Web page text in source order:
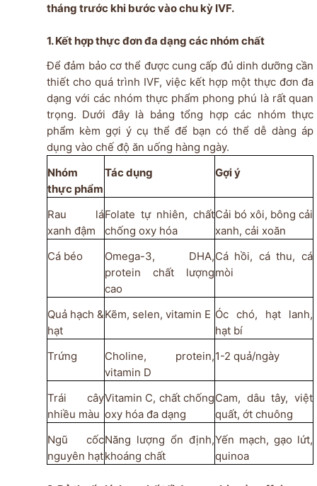
tháng trước khi bước vào chu kỳ IVF.
1. Kết hợp thực đơn đa dạng các nhóm chất
Để đảm bảo cơ thể được cung cấp đủ dinh dưỡng cần
thiết cho quá trình IVF, việc kết hợp một thực đơn đa
dạng với các nhóm thực phẩm phong phú là rất quan
trọng. Dưới đây là bảng tổng hợp các nhóm thực
phẩm kèm gợi ý cụ thể để bạn có thể dễ dàng áp
dụng vào chế độ ăn uống hàng ngày.
Nhóm
thực phẩm
Tác dụng Gợi ý
Rau lá
xanh đậm
Folate tự nhiên, chất
chống oxy hóa
Cải bó xôi, bông cải
xanh, cải xoăn
Cá béo
Omega-3, DHA,
protein chất lượng
cao
Cá hồi, cá thu, cá
mòi
Quả hạch &
hạt
Kẽm, selen, vitamin E Óc chó, hạt lanh,
hạt bí
Trứng
Choline, protein,
vitamin D
1-2 quả/ngày
Trái cây
nhiều màu
Vitamin C, chất chống
oxy hóa đa dạng
Cam, dâu tây, việt
quất, ớt chuông
Ngũ cốc
nguyên hạt
Năng lượng ổn định,
khoáng chất
Yến mạch, gạo lứt,
quinoa